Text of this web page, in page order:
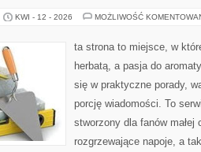
KWI - 12 - 2026 MOŻLIWOŚĆ
ta strona to miejsce, w
herbatą, a pasja do
się w praktyczne porady,
porcję wiadomości. To
stworzony dla fanów
rozgrzewające napoje, a